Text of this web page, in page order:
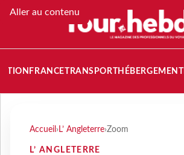
Aller au contenu
FRANCETRANSPORT HÉBERGEMENT
Accueil › L’ Angleterre›Zoom
L’ ANGLETERRE